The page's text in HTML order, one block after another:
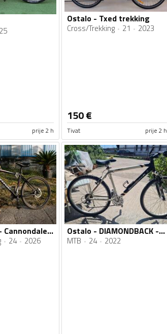
prije 2 h
Ostalo - Txed trekking
Cross/Trekking 21 2023
150€
Tivat prije 2 h
Cannondale - Cannondale Trail SL
24 2026
Ostalo - DIAMONDBACK -Vertec 26 aluminium
MTB 24 2022